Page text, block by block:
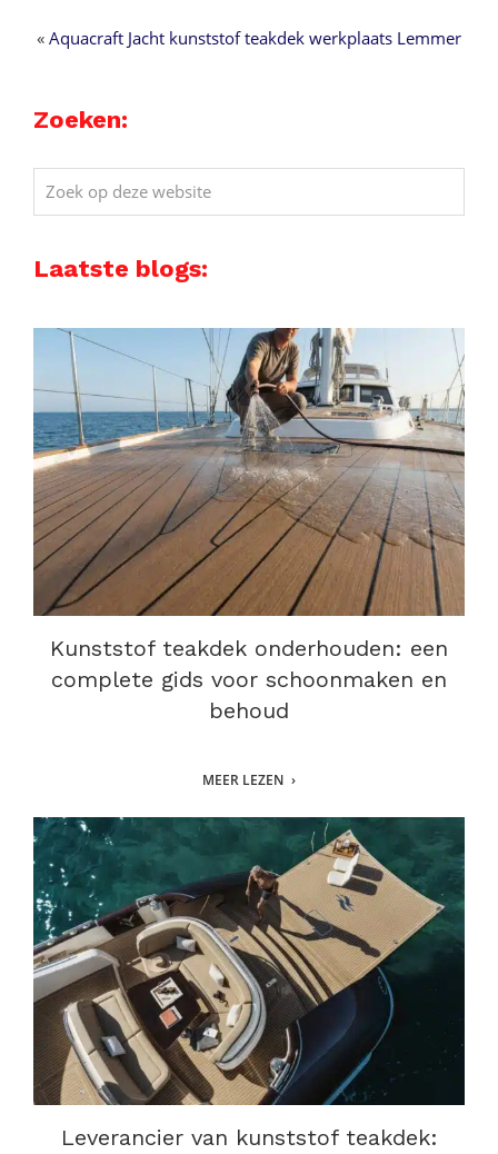
« Aquacraft Jacht kunststof teakdek werkplaats Lemmer
Zoeken:
Zoek
op
website
Laatste blogs:
Kunststof teakdek onderhouden: een
complete gids voor schoonmaken en
behoud
MEER LEZEN
Leverancier van kunststof teakdek: